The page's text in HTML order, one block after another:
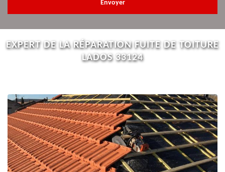
EXPERT DE LA RÉPARATION FUITE DE TOITURE
LADOS 33124